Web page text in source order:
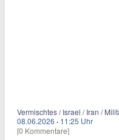
Vermischtes / Israel / Iran /
08.06.2026 · 11:25 Uhr
[0 Kommentare]